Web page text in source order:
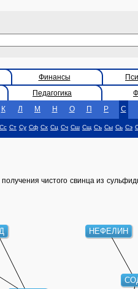
Финансы
Педагогика
К Л М Н О П Р С
Сс Ст Су Сф Сх Сц Сч Сш Сщ Съ Сы Сь Сэ
чистого свинца из
НЕФЕЛИН